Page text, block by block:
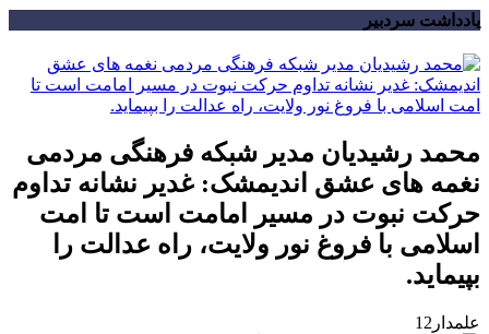
یادداشت سردبیر
محمد رشیدیان مدیر شبکه فرهنگی مردمی
نغمه های عشق اندیمشک: غدیر نشانه تداوم
حرکت نبوت در مسیر امامت است تا امت
اسلامی با فروغ نور ولایت، راه عدالت را
بپیماید.
علمدار12